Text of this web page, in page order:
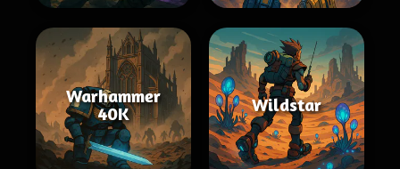
Warhammer
40K
Wildstar